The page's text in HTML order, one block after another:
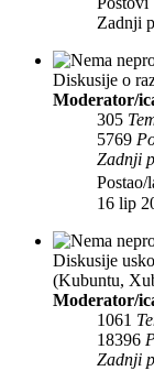
Zadnji
Diskusije o
Moderator/
305
5769
Zadnji
Postao/
16 lip
Diskusije
(Kubuntu,
Moderator/
1061
18396
Zadnji